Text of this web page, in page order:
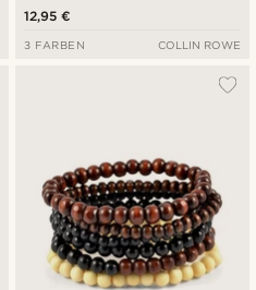
12,95 €
3 FARBEN COLLIN ROWE